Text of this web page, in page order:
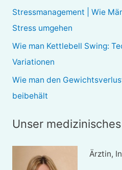
Stressmanagement | Wie
Stress umgehen
Wie man Kettlebell Swing:
Variationen
Wie man den
beibehält
Unser
Ärztin,